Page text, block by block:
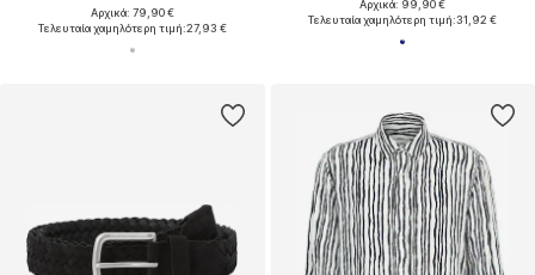
Αρχικά: 79,90 €
Τελευταία χαμηλότερη τιμή:27,93 €
Αρχικά: 99,90 €
Τελευταία χαμηλότερη τιμή:31,92 €